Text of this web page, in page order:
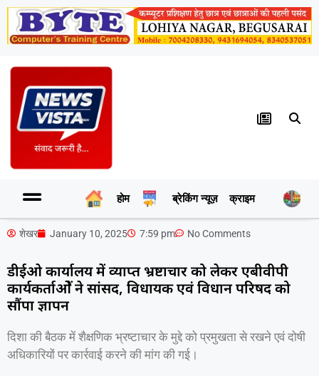
होम ब्रेकिंग न्यूज़ क्राइम
शेखर January 10, 2025 7:59 pm No Comments
डीईओ कार्यालय में व्याप्त भ्रष्टाचार को लेकर एबीवीपी
कार्यकर्ताओें ने सांसद, विधायक एवं विधान परिषद को
सौंपा ज्ञापन
दिशा की बैठक में शैक्षणिक भ्रष्टाचार के मुद्दे को प्रमुखता से रखने एवं दोषी
अधिकारियों पर कार्रवाई करने की मांग की गई।